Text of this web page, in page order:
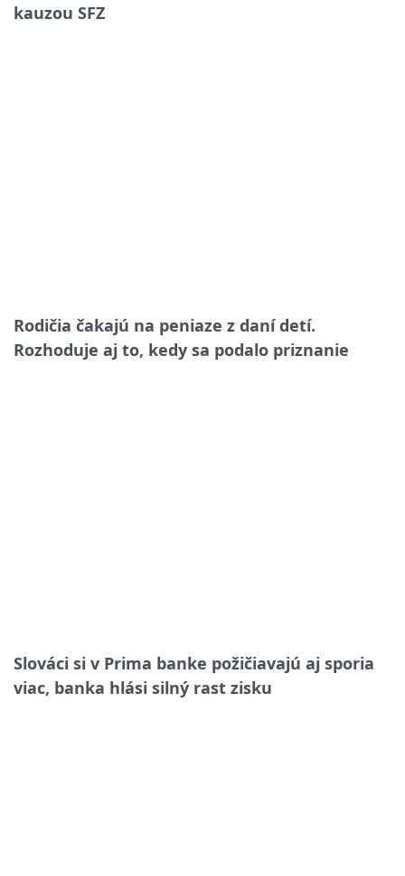
kauzou SFZ
Rodičia čakajú na peniaze z daní detí.
Rozhoduje aj to, kedy sa podalo priznanie
Slováci si v Prima banke požičiavajú aj sporia
viac, banka hlási silný rast zisku